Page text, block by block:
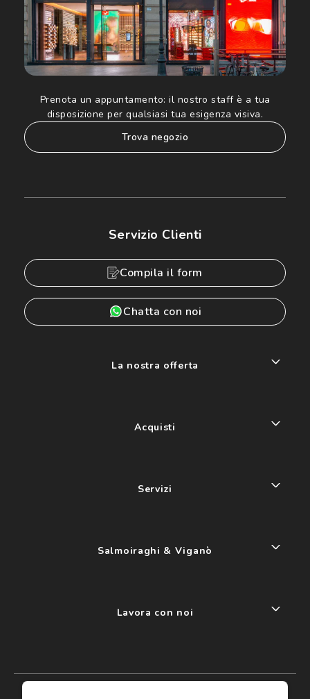
Prenota un appuntamento: il nostro staff è a tua
disposizione per qualsiasi tua esigenza visiva.
trova negozio
Servizio Clienti
Compila il form
Chatta con noi
La nostra offerta
Acquisti
Servizi
Salmoiraghi & Viganò
Lavora con noi